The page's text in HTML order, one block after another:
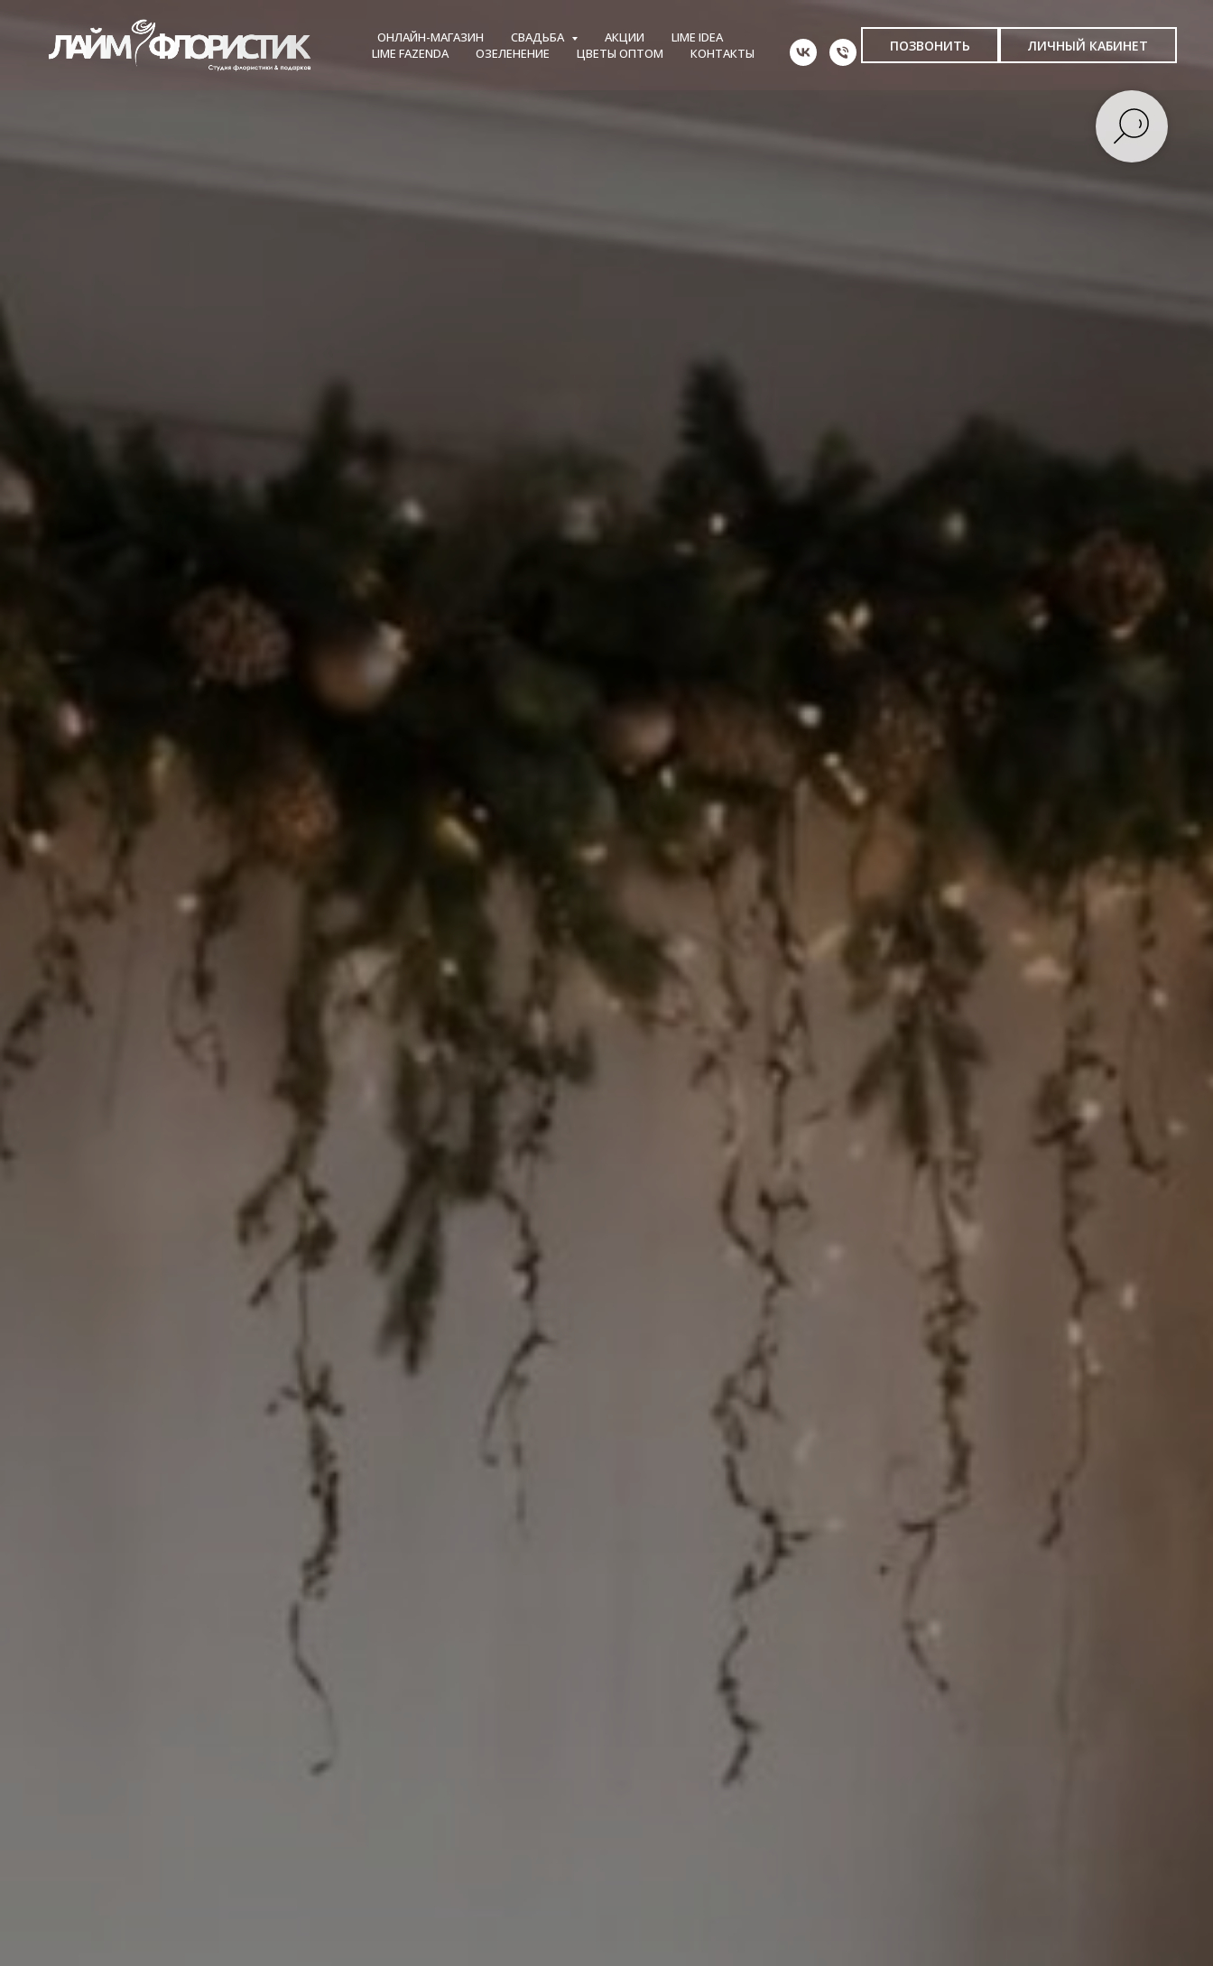
ОНЛАЙН-МАГАЗИН СВАДЬБА АКЦИИ
LIME IDEA
LIME FAZENDA
ОЗЕЛЕНЕНИЕ ЦВЕТЫ ОПТОМ КОНТАКТЫ ПОЗВОНИТЬ ЛИЧНЫЙ КАБИНЕТ